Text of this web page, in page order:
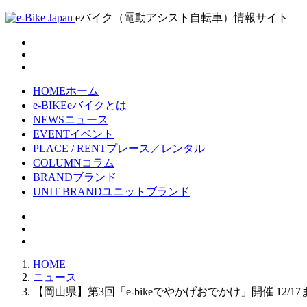
eバイク（電動アシスト自転車）情報サイト
HOMEホーム
e-BIKEeバイクとは
NEWSニュース
EVENTイベント
PLACE / RENTプレース／レンタル
COLUMNコラム
BRANDブランド
UNIT BRANDユニットブランド
HOME
ニュース
【岡山県】第3回「e-bikeでやかげおでかけ」開催 12/17